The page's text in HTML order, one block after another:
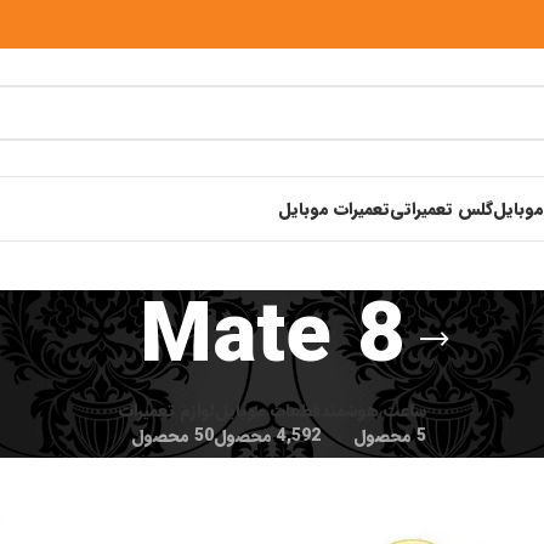
گلس تعمیراتیتعمیرات موبایل
Mate 8
ساعت هوشمند
5 محصول
قطعات موبایل
4,592 محصول
لوازم تعمیرات
50 محصول